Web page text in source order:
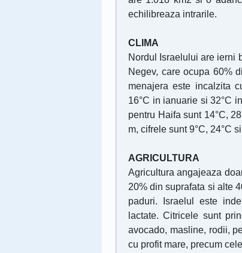
echilibreaza intrarile.
CLIMA
Nordul Israelului are ierni
Negev, care ocupa 60%
menajera este incalzita
16°C in ianuarie si 32°C
pentru Haifa sunt 14°C,
m, cifrele sunt 9°C, 24°C
AGRICULTURA
Agricultura angajeaza
20% din suprafata si alte
paduri. Israelul este
lactate. Citricele sunt
avocado, masline, rodii,
cu profit mare, precum